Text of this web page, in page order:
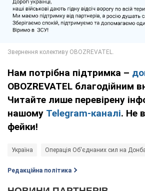
Нам потрібна підтримка –
OBOZREVATEL благодійним
Читайте лише перевірену
нашому Telegram-каналі. Не
фейки!
Україна Операція Об'єднаних сил на
Редакційна політика